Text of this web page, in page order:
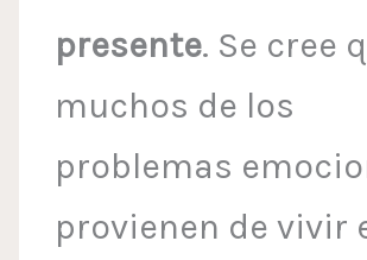
presente. Se cree
muchos de los
problemas
provienen de vivir